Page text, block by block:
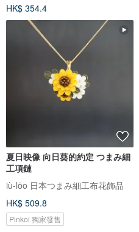
HK$ 354.4
夏日映像 向日葵的約定 つまみ細
工項鏈
iù-lōo 日本つまみ細工布花飾品
HK$ 509.8
Pinkoi 獨家發售